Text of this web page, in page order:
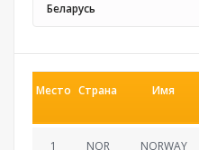
Беларусь
Место Страна Имя
1 NOR NORWAY